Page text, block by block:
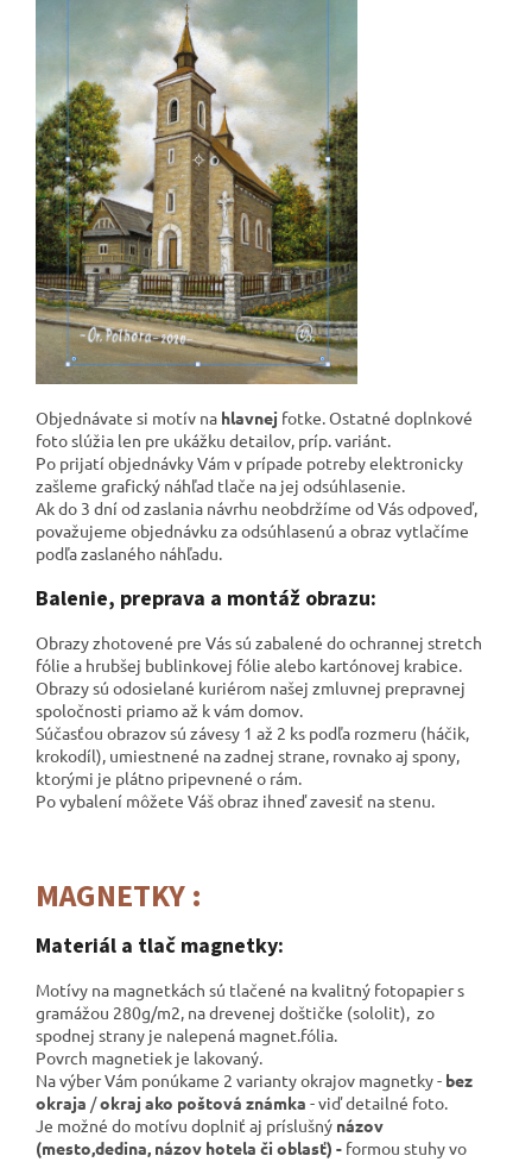
Objednávate si motív na hlavnej fotke. Ostatné doplnkové
foto slúžia len pre ukážku detailov, príp. variánt.
Po prijatí objednávky Vám v prípade potreby elektronicky
zašleme grafický náhľad tlače na jej odsúhlasenie.
Ak do 3 dní od zaslania návrhu neobdržíme od Vás odpoveď,
považujeme objednávku za odsúhlasenú a obraz vytlačíme
podľa zaslaného náhľadu.
Balenie, preprava a montáž obrazu:
Obrazy zhotovené pre Vás sú zabalené do ochrannej stretch
fólie a hrubšej bublinkovej fólie alebo kartónovej krabice.
Obrazy sú odosielané kuriérom našej zmluvnej prepravnej
spoločnosti priamo až k vám domov.
Súčasťou obrazov sú závesy 1 až 2 ks podľa rozmeru (háčik,
krokodíl), umiestnené na zadnej strane, rovnako aj spony,
ktorými je plátno pripevnené o rám.
Po vybalení môžete Váš obraz ihneď zavesiť na stenu.
MAGNETKY :
Materiál a tlač magnetky:
Motívy na magnetkách sú tlačené na kvalitný fotopapier s
gramážou 280g/m2, na drevenej doštičke (sololit), zo
spodnej strany je nalepená magnet.fólia.
Povrch magnetiek je lakovaný.
Na výber Vám ponúkame 2 varianty okrajov magnetky - bez
okraja /okraj ako poštová známka - viď detailné foto.
Je možné do motívu doplniť aj príslušný názov
(mesto,dedina, názov hotela či oblasť) - formou stuhy vo